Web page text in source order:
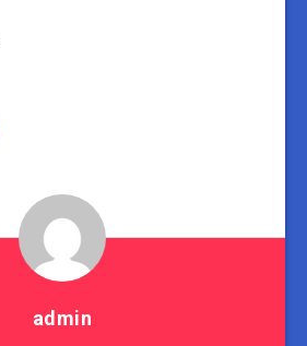
admin